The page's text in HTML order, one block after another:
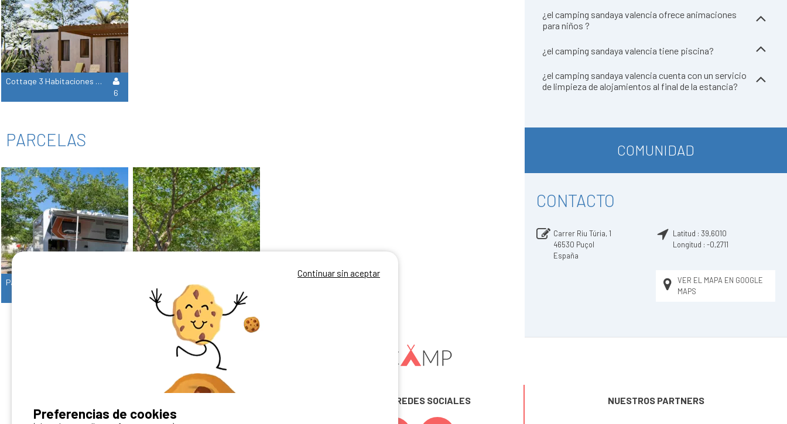
Cottage 3 Habitaciones 2 Cuartos De Baño Premium
6
PARCELAS
Parcela **
2/6
¿el camping sandaya valencia ofrece animaciones
para niños ?
¿el camping sandaya valencia tiene piscina?
¿el camping sandaya valencia cuenta con un servicio
de limpieza de alojamientos al final de la estancia?
COMUNIDAD
CONTACTO
Carrer Riu Túria, 1
46530 Puçol
España
Latitud : 39,6010
Longitud : -0,2711
VER EL MAPA EN GOOGLE
MAPS
SÍGUENOS EN LAS REDES SOCIALES NUESTROS PARTNERS
Continuar sin aceptar
Preferencias de cookies